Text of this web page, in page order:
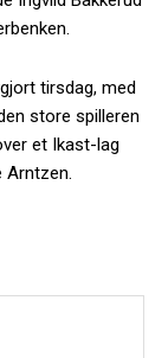
tirsdag, med
store spilleren
et Ikast-lag